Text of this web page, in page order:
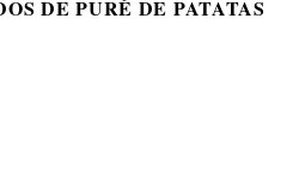
DE PURÉ DE PATATAS